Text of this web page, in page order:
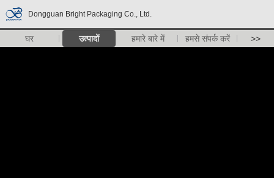
Dongguan Bright Packaging Co., Ltd.
घर उत्पादों हमारे बारे में हमसे संपर्क करें >>